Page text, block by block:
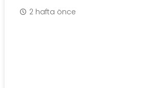
2 hafta önce